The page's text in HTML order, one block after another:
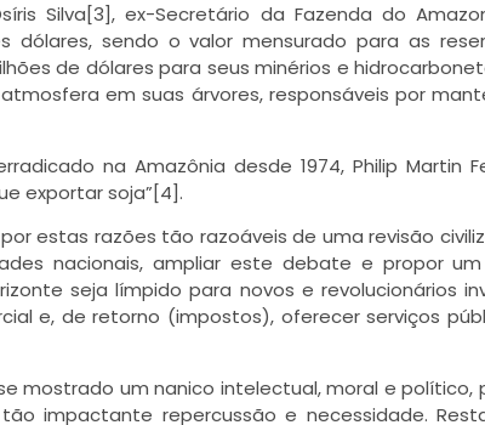
Silva[3], ex-Secretário da Fazenda do
dólares, sendo o valor mensurado para as
de dólares para seus minérios e
em suas árvores, responsáveis por
na Amazônia desde 1974, Philip Martin
exportar soja”[4].
estas razões tão razoáveis de uma revisão
nacionais, ampliar este debate e propor
seja límpido para novos e revolucionários
e, de retorno (impostos), oferecer serviços
mostrado um nanico intelectual, moral e político,
impactante repercussão e necessidade.